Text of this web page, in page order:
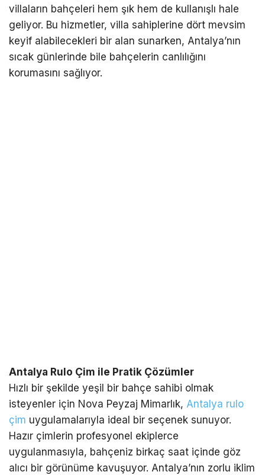
villaların bahçeleri hem şık hem de kullanışlı hale
geliyor. Bu hizmetler, villa sahiplerine dört mevsim
keyif alabilecekleri bir alan sunarken, Antalya’nın
sıcak günlerinde bile bahçelerin canlılığını
korumasını sağlıyor.
Antalya Rulo Çim ile Pratik Çözümler
Hızlı bir şekilde yeşil bir bahçe sahibi olmak
isteyenler için Nova Peyzaj Mimarlık, Antalya rulo
çim uygulamalarıyla ideal bir seçenek sunuyor.
Hazır çimlerin profesyonel ekiplerce
uygulanmasıyla, bahçeniz birkaç saat içinde göz
alıcı bir görünüme kavuşuyor. Antalya’nın zorlu iklim